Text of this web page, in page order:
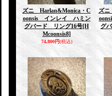
ズニ Harlan&Monica・C
oonsis インレイ ハミン
グバード リング16号[H
Mcoonsis8]
74,800円(税込)
ズ
グ